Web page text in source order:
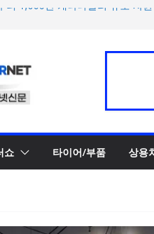
터 1,000만 캐나다달러 규모 지원
성능 슈퍼카 ‘누볼라리’ 제작 비
리 SUV 토르칼 탑재될 ‘큐레이션
쇼 타이어/부품 상용